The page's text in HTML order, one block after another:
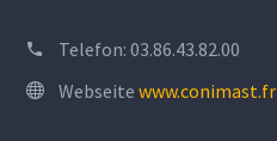
Telefon: 03.86.43.82.00
Webseite www.conimast.fr